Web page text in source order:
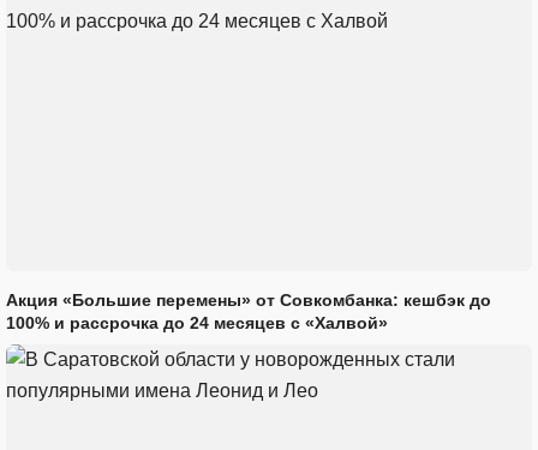
Акция «Большие перемены» от Совкомбанка: кешбэк до
100% и рассрочка до 24 месяцев с «Халвой»